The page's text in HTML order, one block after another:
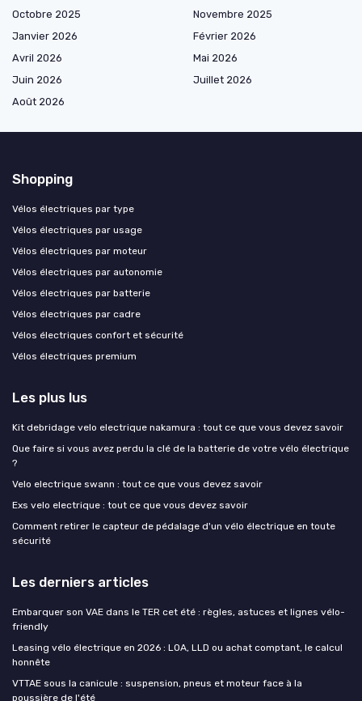
Octobre 2025
Novembre 2025
Janvier 2026
Février 2026
Avril 2026
Mai 2026
Juin 2026
Juillet 2026
Août 2026
Shopping
Vélos électriques par type
Vélos électriques par usage
Vélos électriques par moteur
Vélos électriques par autonomie
Vélos électriques par batterie
Vélos électriques par cadre
Vélos électriques confort et sécurité
Vélos électriques premium
Les plus lus
Kit debridage velo electrique nakamura : tout ce que vous devez savoir
Que faire si vous avez perdu la clé de la batterie de votre vélo électrique
?
Velo electrique swann : tout ce que vous devez savoir
Exs velo electrique : tout ce que vous devez savoir
Comment retirer le capteur de pédalage d'un vélo électrique en toute
sécurité
Les derniers articles
Embarquer son VAE dans le TER cet été : règles, astuces et lignes vélo-
friendly
Leasing vélo électrique en 2026 : LOA, LLD ou achat comptant, le calcul
honnête
VTTAE sous la canicule : suspension, pneus et moteur face à la
poussière de l'été